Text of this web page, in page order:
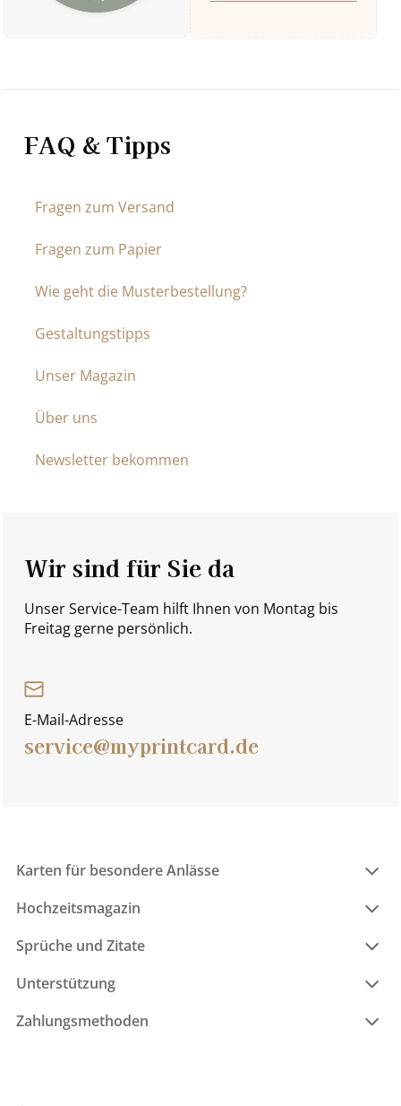
FAQ & Tipps
Fragen zum Versand
Fragen zum Papier
Wie geht die Musterbestellung?
Gestaltungstipps
Unser Magazin
Über uns
Newsletter bekommen
Wir sind für Sie da
Unser Service-Team hilft Ihnen von Montag bis
Freitag gerne persönlich.
E-Mail-Adresse
service@myprintcard.de
Karten für besondere Anlässe
Hochzeitsmagazin
Sprüche und Zitate
Unterstützung
Zahlungsmethoden